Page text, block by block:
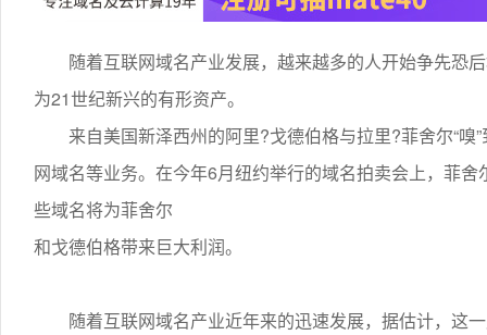
随着互联网域名产业发展，越来越多的人开始争先恐
为21世纪新兴的有形资产。
来自美国新泽西州的阿里?戈德伯格与拉里?菲舍尔“嗅
网域名等业务。在今年6月纽约举行的域名拍卖会上，菲
些域名将为菲舍尔
和戈德伯格带来巨大利润。
随着互联网域名产业近年来的迅速发展，据估计，这